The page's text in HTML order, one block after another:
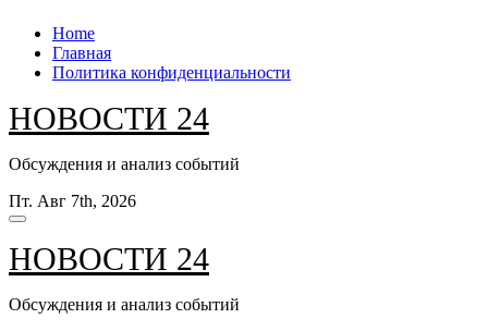
Перейти
содержанию
Home
Главная
Политика конфиденциальности
НОВОСТИ 24
Обсуждения и анализ событий
Пт. Авг 7th, 2026
НОВОСТИ 24
Обсуждения и анализ событий